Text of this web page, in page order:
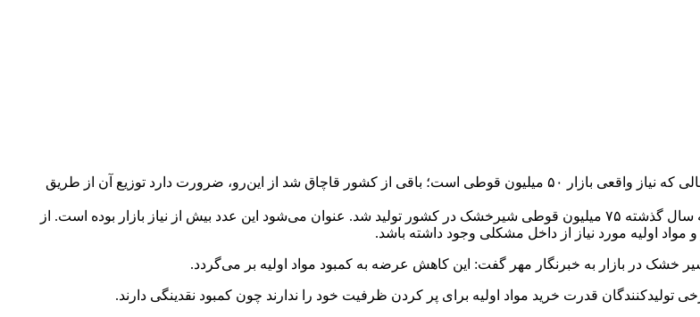
یک مسئول صنفی گفت: سال گذشته ۷۵ میلیون قوطی شیرخشک کودک تولید شد در حالی که نیاز واقعی بازار ۵۰ میلیون قوطی است؛ باقی از کشور قاچاق شد از این‌رو، ضرورت دارد توزیع آن از طریق
مدتی است که دوباره صحبت از کمبود شیرخشک در بازار می‌شود این در حالی است که سال گذشته ۷۵ میلیون قوطی شیرخشک در کشور تولید شد. عنوان می‌شود این عدد بیش از نیاز بازار بوده است. از
اولیه مورد نیاز از داخل مشکلی وجود داشته باشد.
خشک در بازار به خبرنگار مهر گفت: این کاهش عرضه به کمبود مواد اولیه بر می‌گردد.
تولیدکنندگان قدرت خرید مواد اولیه برای پر کردن ظرفیت خود را ندارند چون کمبود نقدینگی دارند.